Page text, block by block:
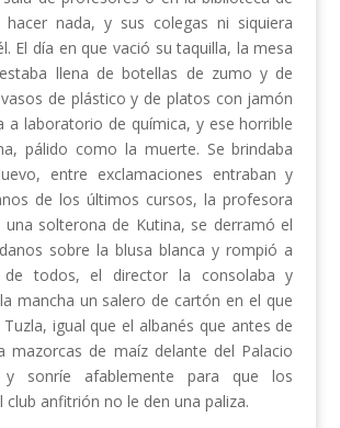
hacer nada, y sus colegas ni siquiera
El día en que vació su taquilla, la mesa
llena de botellas de zumo y de
de plástico y de platos con jamón
a laboratorio de química, y ese horrible
pálido como la muerte. Se brindaba
entre exclamaciones entraban y
de los últimos cursos, la profesora
una solterona de Kutina, se derramó el
sobre la blusa blanca y rompió a
de todos, el director la consolaba y
mancha un salero de cartón en el que
igual que el albanés que antes de
mazorcas de maíz delante del Palacio
sonríe afablemente para que los
club anfitrión no le den una paliza.